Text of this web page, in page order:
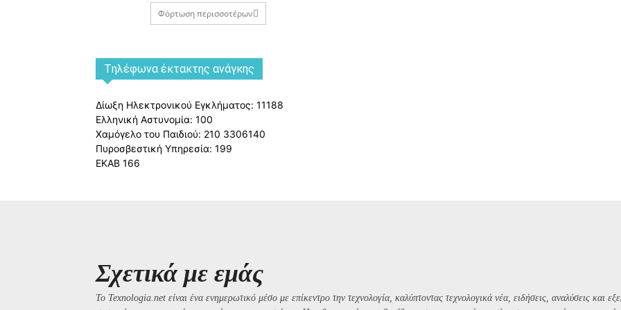
Φόρτωση περισσοτέρων
Tηλέφωνα έκτακτης ανάγκης
Δίωξη Ηλεκτρονικού Εγκλήματος: 11188
Ελληνική Αστυνομία: 100
Χαμόγελο του Παιδιού: 210 3306140
Πυροσβεστική Υπηρεσία: 199
ΕΚΑΒ 166
Σχετικά με εμάς
Το Texnologia.net είναι ένα ενημερωτικό μέσο με επίκεντρο την τεχνολογία, καλύπτοντας τεχνολογικά νέα, ειδήσεις, αναλύσεις και